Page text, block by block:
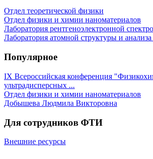
Отдел теоретической физики
Отдел физики и химии наноматериалов
Лаборатория рентгеноэлектронной
Лаборатория атомной структуры и
Популярное
IX Всероссийская конференция
ультрадисперсных ...
Отдел физики и химии наноматериалов
Добышева Людмила Викторовна
Для сотрудников ФТИ
Внешние ресурсы